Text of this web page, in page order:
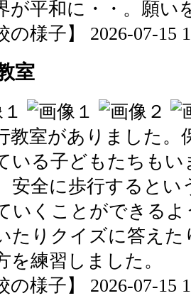
平和に・・。願い
の様子】 2026-07-15
室
室がありました。
いる子どもたちも
安全に歩行すると
いくことができる
たりクイズに答え
を練習しました。
の様子】 2026-07-15